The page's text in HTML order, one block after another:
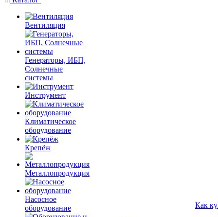
Вентиляция
Генераторы, ИБП,
Солнечные
системы
Инструмент
Климатическое
оборудование
Крепёж
Металлопродукция
Насосное
оборудование
Как